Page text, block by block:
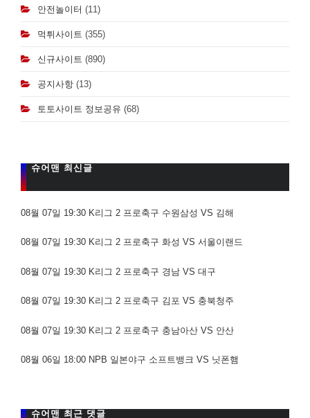
안전놀이터 (11)
먹튀사이트 (355)
신규사이트 (890)
공지사항 (13)
토토사이트 정보공유 (68)
슈어맨 최신글
08월 07일 19:30 K리그 2 프로축구 수원삼성 VS 김해
08월 07일 19:30 K리그 2 프로축구 화성 VS 서울이랜드
08월 07일 19:30 K리그 2 프로축구 경남 VS 대구
08월 07일 19:30 K리그 2 프로축구 김포 VS 충북청주
08월 07일 19:30 K리그 2 프로축구 충남아산 VS 안산
08월 06일 18:00 NPB 일본야구 소프트뱅크 VS 닛폰햄
슈어맨 최근 댓글